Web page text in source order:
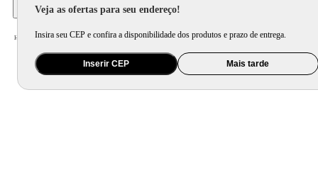
Veja as ofertas para seu endereço!
Insira seu CEP e confira a disponibilidade dos produtos e prazo de entrega.
Inserir CEP Mais tarde
Home Mercado / Bebida Vinho